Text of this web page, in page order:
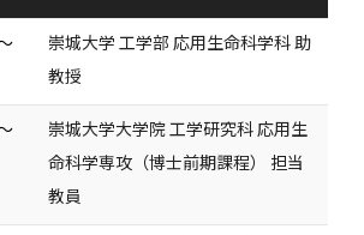
崇城大学 工学部 応用生命科学科 助
教授
崇城大学大学院 工学研究科 応用生
命科学専攻（博士前期課程） 担当
教員